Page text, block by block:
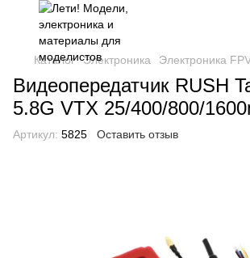
Каталог Электроника Электроника
Видеопередатчик RUSH
5.8G VTX 25/400/800/
Артикул: 5825 Оставить отзыв